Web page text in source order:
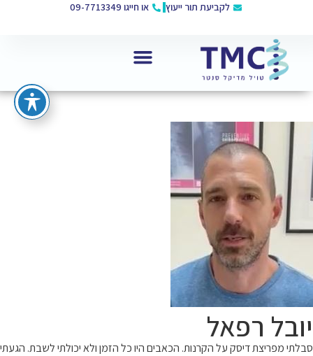
לקביעת תור ייעוץ או חייגו 09-7713349
יובל רפאל
סבלתי מפריצת דיסק על הקרנות. הכאבים היו כל הזמן ולא יכולתי לשבת. הגעתי